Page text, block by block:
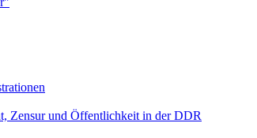
Zensur und Öffentlichkeit in der DDR